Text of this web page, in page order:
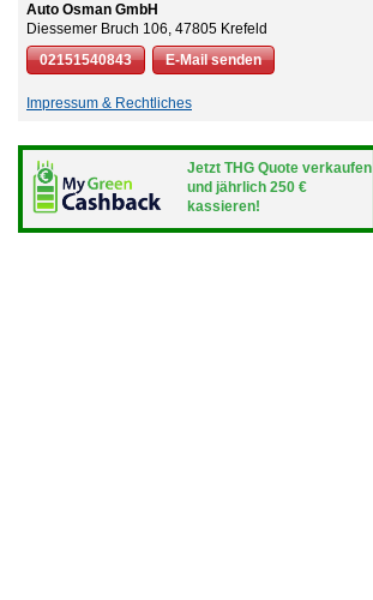
Auto Osman GmbH
Diessemer Bruch 106, 47805 Krefeld
02151540843
E-Mail senden
Impressum & Rechtliches
Jetzt THG Quote verkaufen
und jährlich 250 €
kassieren!